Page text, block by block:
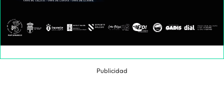
Publicidad